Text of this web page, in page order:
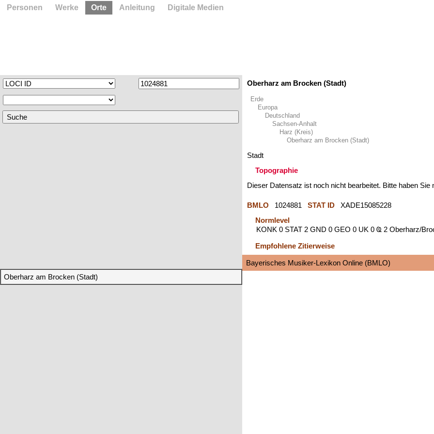
Oberharz am Brocken (Stadt)
Oberharz am Brocken (Stadt)
Erde
Europa
Deutschland
Sachsen-Anhalt
Harz (Kreis)
Oberharz am Brocken (Stadt)
Stadt
Topographie
Dieser Datensatz ist noch nicht bearbeitet. Bitte haben Sie
BMLO 1024881 STAT ID
XADE15085228
Normlevel
KONK 0 STAT 2 GND 0 GEO 0 UK 0 Ҩ 2 Oberharz/
Empfohlene Zitierweise
Bayerisches Musiker-Lexikon Online (BMLO)
Personen Werke Orte Anleitung Digitale Medien